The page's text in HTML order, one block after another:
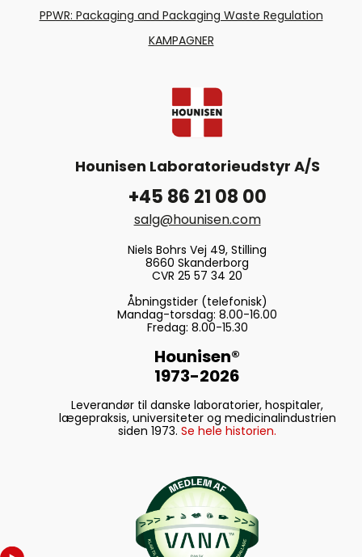
PPWR: Packaging and Packaging Waste Regulation
KAMPAGNER
Hounisen Laboratorieudstyr A/S
+45 86 21 08 00
salg@hounisen.com
Niels Bohrs Vej 49, Stilling
8660 Skanderborg
CVR 25 57 34 20
Åbningstider (telefonisk)
Mandag-torsdag: 8.00-16.00
Fredag: 8.00-15.30
Hounisen®
1973-2026
Leverandør til danske laboratorier, hospitaler,
lægepraksis, universiteter og medicinalindustrien
siden 1973. Se hele historien.